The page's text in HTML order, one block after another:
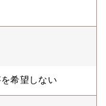
を希望しない